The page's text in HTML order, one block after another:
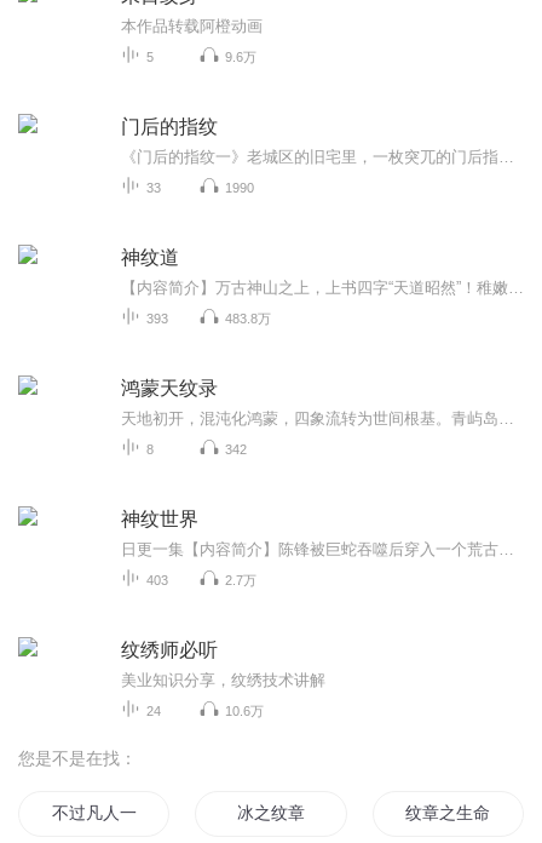
本作品转载阿橙动画
5 9.6万
门后的指纹
33 1990
神纹道
393 483.8万
鸿蒙天纹录
8 342
神纹世界
403 2.7万
纹绣师必听
美业知识分享，纹绣技术讲解
24 10.6万
您是不是在找：
不过凡人一枚 冰之纹章 纹章之生命世界